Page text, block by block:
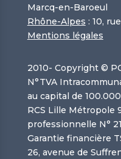
Marcq-en-Baroeul
Rhône-Alpes : 10,
Mentions légales
2010- Copyright ©
N°TVA
au capital de
RCS Lille Métropole
professionnelle N°
Garantie financière
26, avenue de